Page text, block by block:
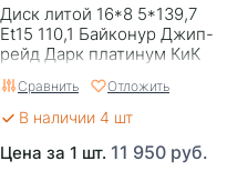
Диск литой 16*8 5*139,7
Et15 110,1 Байконур Джип-
рейд Дарк платинум КиК
Сравнить Отложить
В наличии 4 шт
Цена за 1 шт. 11 950 руб.